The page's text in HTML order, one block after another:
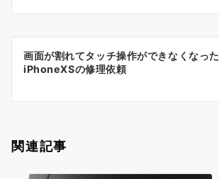
ン
画面が割れてタッチ操作ができなくなった
iPhoneXSの修理依頼
関連記事